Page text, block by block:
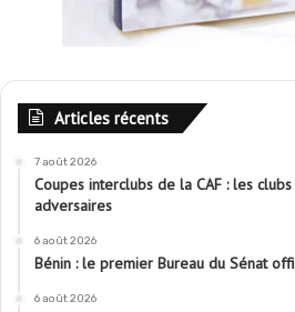
Articles récents
7 août 2026
Coupes interclubs de la CAF : les
adversaires
6 août 2026
Bénin : le premier Bureau du Sénat
6 août 2026